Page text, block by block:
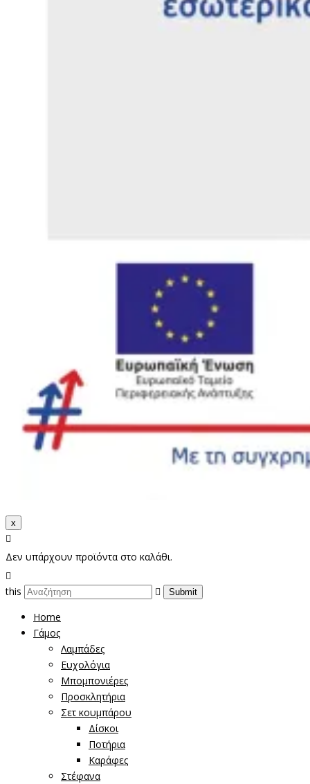
x
Δεν υπάρχουν προϊόντα στο καλάθι.
this
Home
Γάμος
Λαμπάδες
Ευχολόγια
Μπομπονιέρες
Προσκλητήρια
Σετ κουμπάρου
Δίσκοι
Ποτήρια
Καράφες
Στέφανα